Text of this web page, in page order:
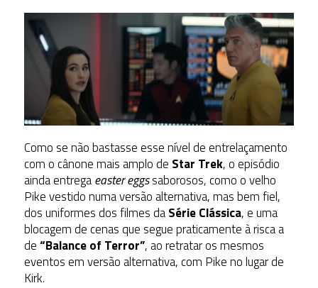
Como se não bastasse esse nível de entrelaçamento
com o cânone mais amplo de Star Trek, o episódio
ainda entregaeaster eggssaborosos, como o velho
Pike vestido numa versão alternativa, mas bem fiel,
dos uniformes dos filmes daSérie Clássica, e uma
blocagem de cenas que segue praticamente à risca a
de“Balance of Terror”, ao retratar os mesmos
eventos em versão alternativa, com Pike no lugar de
Kirk.